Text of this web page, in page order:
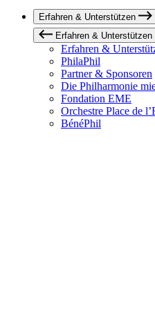
Erfahren & Unterstützen
Erfahren & Unterstützen
Erfahren &
PhilaPhil
Partner & Sponsoren
Die Philharmonie
Fondation EME
Orchestre Place de
BénéPhil